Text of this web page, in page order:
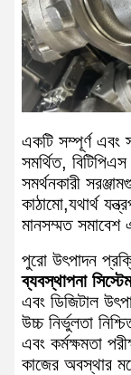
একটি সম্পূর্ণ এবং
সমর্থিত,
সমর্থনকারী
কাঠামো,যথার্থ
মানসম্মত সমাবেশ
পুরো উৎপাদন
ব্যবস্থাপনা
এবং ডিজিটাল
উচ্চ নির্ভুলতা
এবং কর্মক্ষমতা
কাজের অবস্থার